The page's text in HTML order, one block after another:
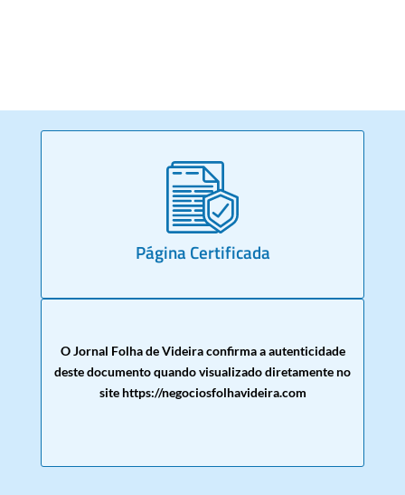
Página Certificada
O Jornal Folha de Videira confirma a autenticidade
deste documento quando visualizado diretamente no
site https://negociosfolhavideira.com